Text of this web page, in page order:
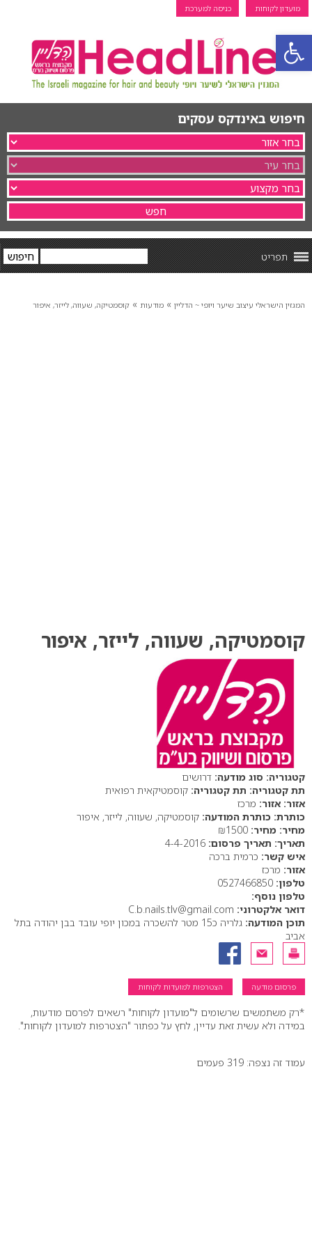
פתח סרגל נגישות
מועדון לקוחות כניסה למערכת
חיפוש באינדקס עסקים
תפריט
המגזין הישראלי עיצוב שיער ויופי ~ הדליין » מודעות » קוסמטיקה, שעווה, לייזר, איפור
קוסמטיקה, שעווה, לייזר, איפור
סוג מודעה: דרושים
תת קטגוריה: קוסמטיקאית רפואית
אזור: מרכז
כותרת המודעה: קוסמטיקה, שעווה, לייזר, איפור
מחיר:
תאריך פרסום:
איש קשר: כרמית ברכה
אזור: מרכז
טלפון:
טלפון נוסף:
דואר אלקטרוני:
תוכן המודעה:
גלריה כ15 מטר להשכרה במכון יופי עובד בבן יהודה בתל
אביב
פרסום מודעה הצטרפות למועדות לקוחות
*רק משתמשים שרשומים ל"מועדון לקוחות" רשאים לפרסם מודעות,
במידה ולא עשית זאת עדיין, לחץ על כפתור "הצטרפות למועדון לקוחות".
עמוד זה נצפה: 319 פעמים